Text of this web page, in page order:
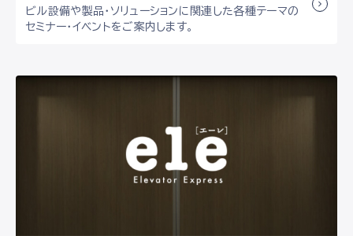
ビル設備や製品・ソリューションに関連した各種テーマの
セミナー・イベントをご案内します。